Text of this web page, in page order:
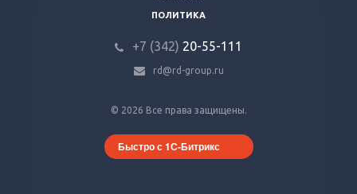
© 2026 Все права защищены.
Быстро с 1С-Битрикс
ПОЛИТИКА
+7 (342) 20-55-111
rd@rd-group.ru